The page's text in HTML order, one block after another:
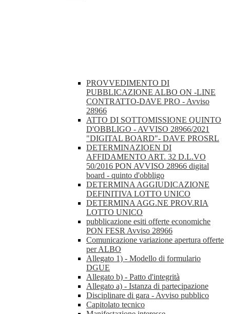
PROVVEDIMENTO DI
PUBBLICAZIONE ALBO ON -LINE
CONTRATTO-DAVE PRO - Avviso
28966
ATTO DI SOTTOMISSIONE QUINTO
D'OBBLIGO - AVVISO 28966/2021
"DIGITAL BOARD"- DAVE PROSRL
DETERMINAZIOEN DI
AFFIDAMENTO ART. 32 D.L.VO
50/2016 PON AVVISO 28966 digital
board - quinto d'obbligo
DETERMINA AGGIUDICAZIONE
DEFINITIVA LOTTO UNICO
DETERMINA AGG.NE PROV.RIA
LOTTO UNICO
pubblicazione esiti offerte economiche
PON FESR Avviso 28966
Comunicazione variazione apertura offerte
per ALBO
Allegato 1) - Modello di formulario
DGUE
Allegato b) - Patto d'integrità
Allegato a) - Istanza di partecipazione
Disciplinare di gara - Avviso pubblico
Capitolato tecnico